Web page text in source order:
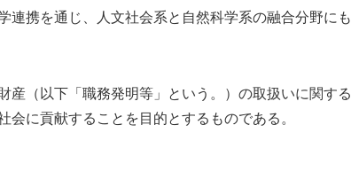
携を通じ、人文社会系と自然科学系の融合分野にも
（以下「職務発明等」という。）の取扱いに関する
に貢献することを目的とするものである。